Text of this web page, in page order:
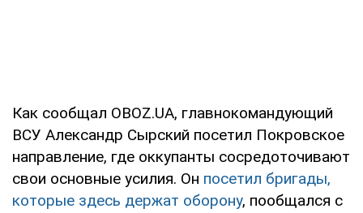
Как сообщал OBOZ.UA, главнокомандующий
ВСУ Александр Сырский посетил Покровское
направление, где оккупанты сосредоточивают
свои основные усилия. Он посетил бригады,
которые здесь держат оборону, пообщался с